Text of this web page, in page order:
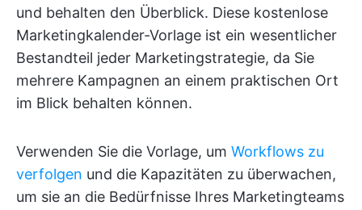
und behalten den Überblick. Diese kostenlose
Marketingkalender-Vorlage ist ein wesentlicher
Bestandteil jeder Marketingstrategie, da Sie
mehrere Kampagnen an einem praktischen Ort
im Blick behalten können.
Verwenden Sie die Vorlage, um Workflows zu
verfolgen und die Kapazitäten zu überwachen,
um sie an die Bedürfnisse Ihres Marketingteams